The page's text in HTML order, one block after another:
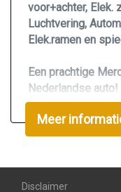
Sportstoelen
Sportstuur
Stuur en
Stuur leder
voor+achter, Elek.
Luchtvering,
Elek.ramen en
Een prachtige
Nederlandse auto!
Uitgevoerd met
waaronder:
Lederen
schuif/kanteldak,
voor+achter, Elek.
Meer
Disclaimer